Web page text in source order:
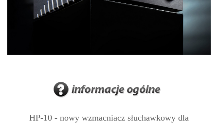
HP-10 - nowy wzmacniacz słuchawkowy dla